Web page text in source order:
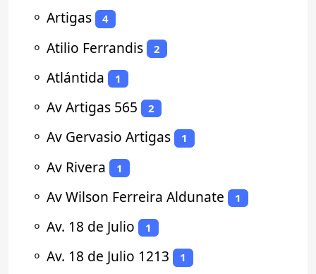
⚬ Artigas 4
⚬ Atilio Ferrandis 2
⚬ Atlántida 1
⚬ Av Artigas 565 2
⚬ Av Gervasio Artigas 1
⚬ Av Rivera 1
⚬ Av Wilson Ferreira Aldunate 1
⚬ Av. 18 de Julio 1
⚬ Av. 18 de Julio 1213 1